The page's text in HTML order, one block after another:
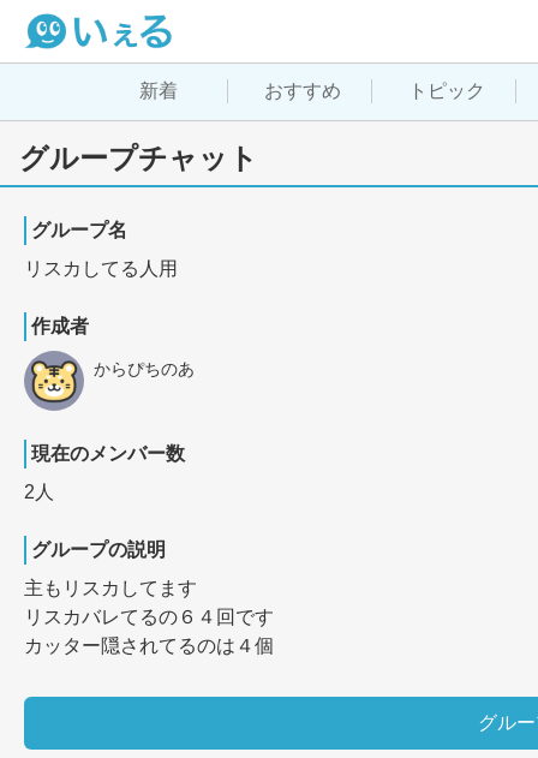
新着 おすすめ トピック
グループチャット
グループ名
リスカしてる人用
作成者
からぴちのあ
現在のメンバー数
2人
グループの説明
主もリスカしてます
リスカバレてるの６４回です
カッター隠されてるのは４個
グル